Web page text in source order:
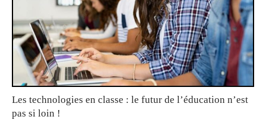
Les technologies en classe : le futur de l’éducation n’est
pas si loin !